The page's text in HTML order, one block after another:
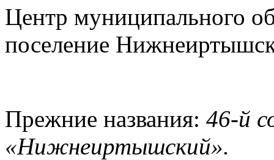
Центр муниципального
поселение
Прежние названия: 46-й
«Нижнеиртышский».